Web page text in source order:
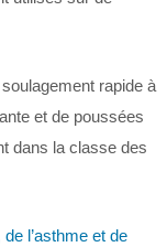
rapide à
et de poussées
dans la classe des
l’asthme et de